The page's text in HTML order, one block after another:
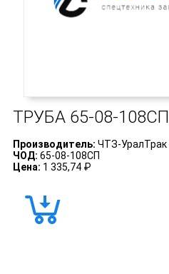
ТРУБА65-08-108СП
Производитель: ЧТЗ-УралТрак
ЧОД: 65-08-108СП
Цена: 1 335,74 ₽